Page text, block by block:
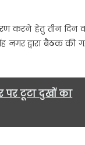
करने हेतु तीन दिन
नगर द्वारा बैठक की
पर टूटा दुखों का